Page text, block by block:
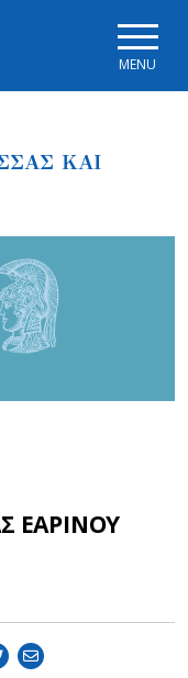
MENU
ΚΑΙ
ΕΑΡΙΝΟΥ